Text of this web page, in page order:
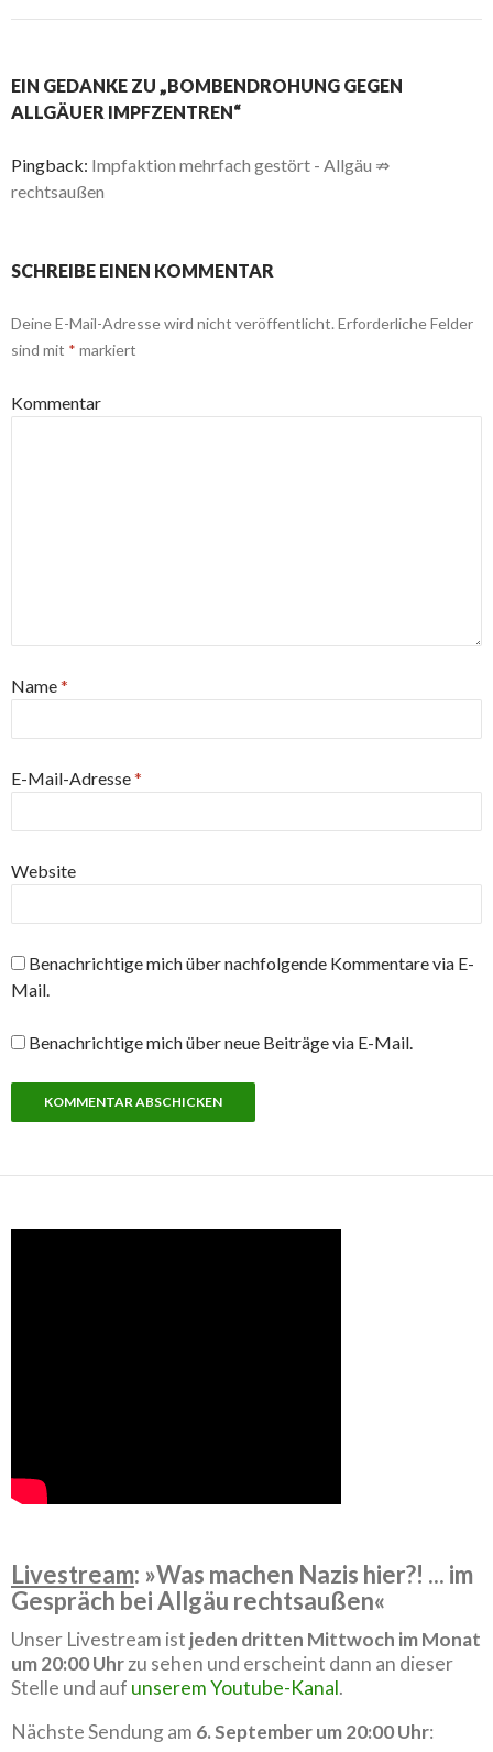
EIN GEDANKE ZU „BOMBENDROHUNG GEGEN
ALLGÄUER IMPFZENTREN“
Pingback: Impfaktion mehrfach gestört - Allgäu ⇏
rechtsaußen
SCHREIBE EINEN KOMMENTAR
Deine E-Mail-Adresse wird nicht veröffentlicht. Erforderliche Felder
sind mit * markiert
Kommentar
Name*
E-Mail-Adresse*
Website
Benachrichtige mich über nachfolgende Kommentare via E-
Mail.
Benachrichtige mich über neue Beiträge via E-Mail.
Livestream: »Was machen Nazis hier?! ... im
Gespräch bei Allgäu rechtsaußen«
Unser Livestream ist jeden dritten Mittwoch im Monat
um 20:00 Uhrzu sehen und erscheint dann an dieser
Stelle und auf unserem Youtube-Kanal.
Nächste Sendung am 6. September um 20:00 Uhr: